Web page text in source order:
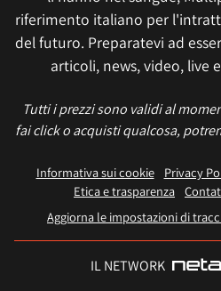
riferimento italiano per
del futuro. Preparatevi ad
articoli, news, video, live
Tutti i prezzi sono validi al
fai click o acquisti qualcosa,
Informativa sui cookie Privacy
Etica e trasparenza
Aggiorna le impostazioni di
IL NETWORK